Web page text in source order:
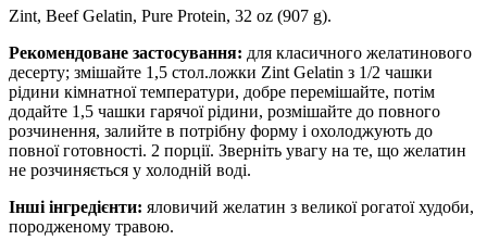
Zint, Beef Gelatin, Pure Protein, 32 oz (907 g).
Рекомендоване застосування: для класичного желатинового
десерту; змішайте 1,5 стол.ложки Zint Gelatin з 1/2 чашки
рідини кімнатної температури, добре перемішайте, потім
додайте 1,5 чашки гарячої рідини, розмішайте до повного
розчинення, залийте в потрібну форму і охолоджують до
повної готовності. 2 порції. Зверніть увагу на те, що желатин
не розчиняється у холодній воді.
Інші інгредієнти: яловичий желатин з великої рогатої худоби,
породженому травою.